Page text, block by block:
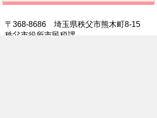
〒368-8686 埼玉県秩父市熊木町8-15
秩父市役所市民税課